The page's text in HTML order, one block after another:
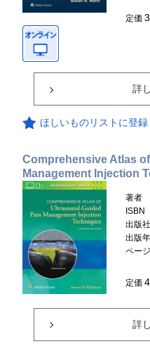
定価
詳
ほしいものリストに登録
Comprehensive Atlas
Management Injection
著者
ISBN
出版社
出版年
ペー
定価
詳